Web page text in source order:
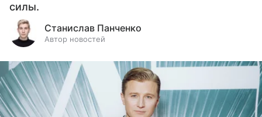
силы.
Станислав Панченко
Автор новостей